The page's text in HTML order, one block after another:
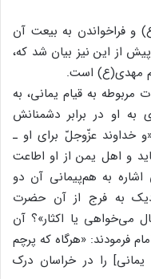
و فراخواندن به بیعت آن
از این نیز بیان شد که،
مهدی(ع) است.
مربوطه به قیام یمانی، به
او در برابر دشمنانش
خداوند عزّوجلّ برای او ـ
و اهل یمن از او اطاعت
اشاره به هم‌پیمانی آن دو
به فرج از آن حضرت
می‌خواهی یا اکثار»؟ آن
فرمودند: «هرگاه که پرچم
را در خراسان درک